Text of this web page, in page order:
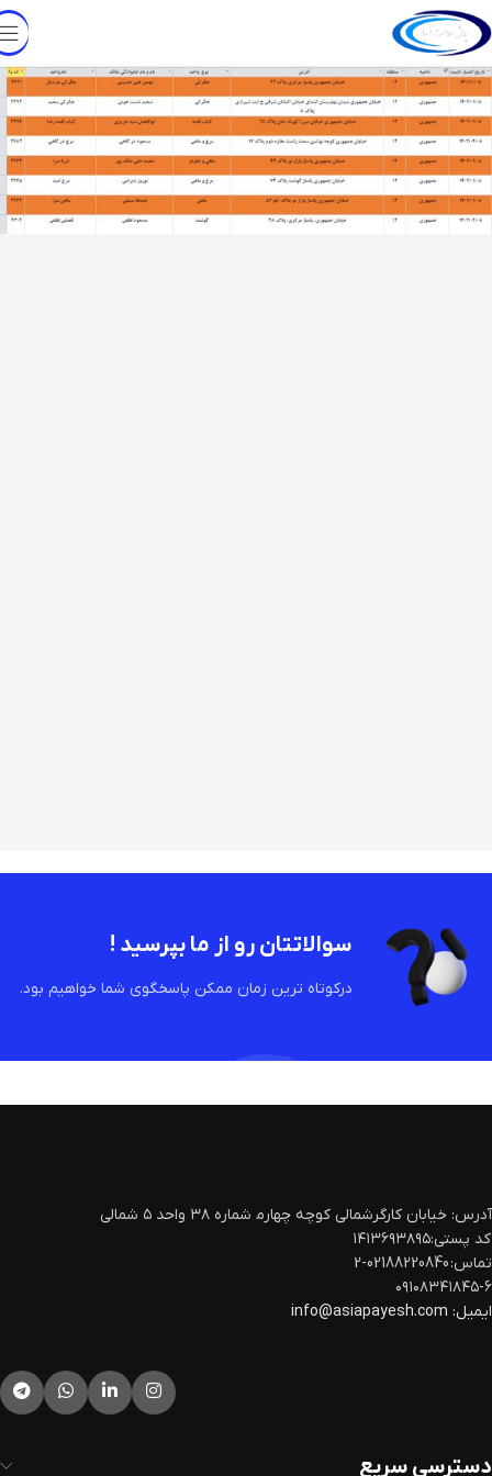
سوالاتتان رو از ما بپرسید !
درکوتاه ترین زمان ممکن پاسخگوی شما خواهیم بود.
آدرس: خیابان کارگرشمالی کوچه چهارم‍ شماره ۳۸ واحد ۵ شمالی
کد پستی:۱۴۱۳۶۹۳۸۹۵
تماس: 02188220840-2
۰۹۱۰۸۳۴۱۸۴۵-۶
ایمیل:
دسترسی سریع